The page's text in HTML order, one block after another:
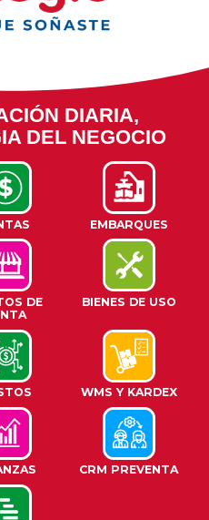
DIARIA,
DEL NEGOCIO
EMBARQUES
DE
BIENES DE USO
WMS Y KARDEX
CRM PREVENTA